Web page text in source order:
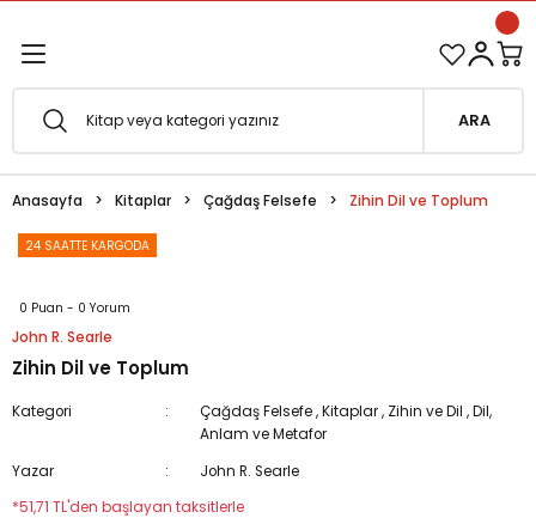
Esfârü'l-Erbaâ Seti şimdi satışta!
Metafor
ARA
Anasayfa Kitaplar Çağdaş Felsefe Zihin Dil ve Toplum
24 SAATTE KARGODA
0 Puan - 0 Yorum
John R. Searle
Zihin Dil ve Toplum
Kategori Çağdaş Felsefe ,Kitaplar , Zihin ve Dil ,Dil,
Anlam ve Metafor
Yazar
John R. Searle
*51,71 TL'den başlayan taksitlerle